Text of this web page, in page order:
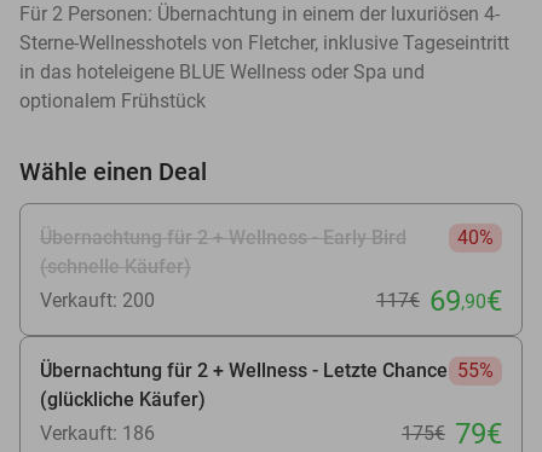
Für 2 Personen: Übernachtung in einem der luxuriösen 4-
Sterne-Wellnesshotels von Fletcher, inklusive Tageseintritt
in das hoteleigene BLUE Wellness oder Spa und
optionalem Frühstück
Wähle einen Deal
Übernachtung für 2 + Wellness - Early Bird
(schnelle Käufer)
40%
Verkauft: 200 117€ 69,90€
Übernachtung für 2 + Wellness - Letzte Chance
(glückliche Käufer)
55%
Verkauft: 186 175€ 79€